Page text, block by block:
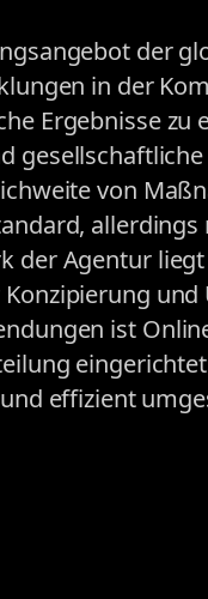
der
in der
Ergebnisse zu
von
der Agentur
Konzipierung
ist
effizient